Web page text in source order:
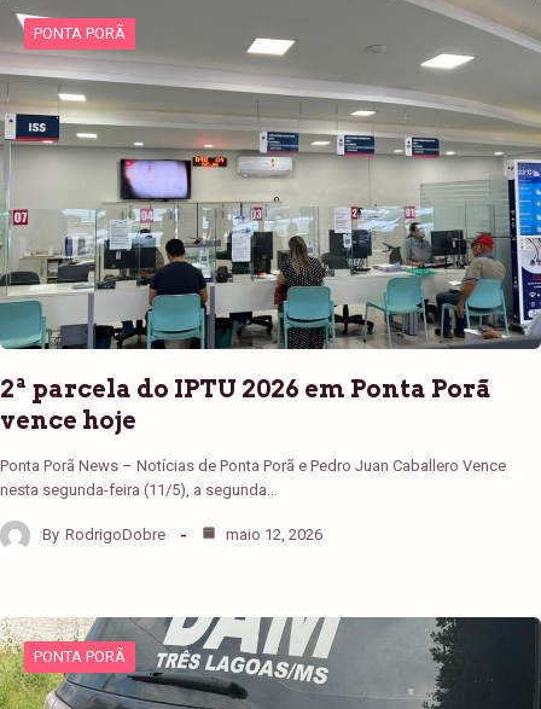
PONTA PORÃ
2ª parcela do IPTU 2026 em Ponta Porã
vence hoje
Ponta Porã News – Notícias de Ponta Porã e Pedro Juan Caballero Vence
nesta segunda-feira (11/5), a segunda…
By RodrigoDobre maio 12, 2026
PONTA PORÃ